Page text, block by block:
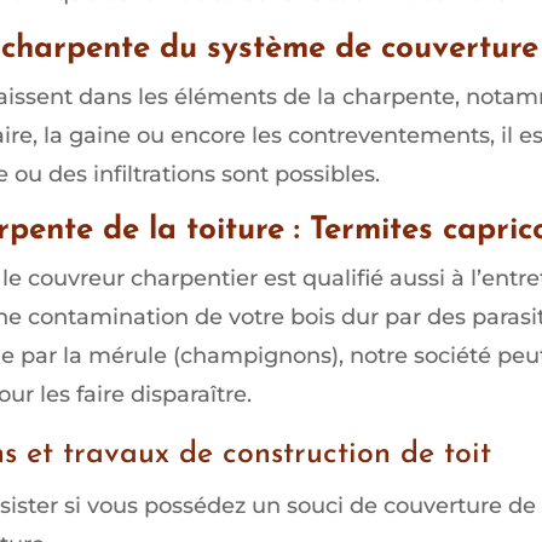
du système de
dans les éléments de la charpente,
la gaine ou encore les contreventements, il
des infiltrations sont possibles.
de la toiture : Termites
couvreur charpentier est qualifié aussi à
contamination de votre bois dur par des
par la mérule (champignons), notre société
les faire disparaître.
et travaux de construction de toit
si vous possédez un souci de couverture